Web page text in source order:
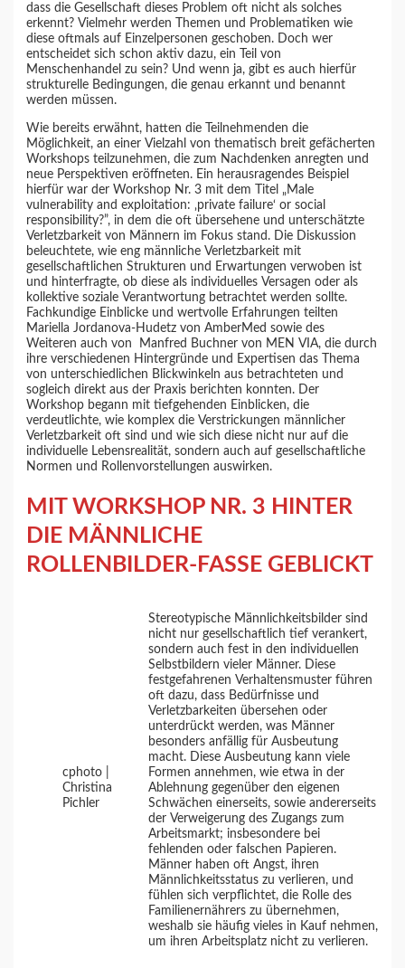
dass die Gesellschaft dieses Problem oft nicht als solches
erkennt? Vielmehr werden Themen und Problematiken wie
diese oftmals auf Einzelpersonen geschoben. Doch wer
entscheidet sich schon aktiv dazu, ein Teil von
Menschenhandel zu sein? Und wenn ja, gibt es auch hierfür
strukturelle Bedingungen, die genau erkannt und benannt
werden müssen.
Wie bereits erwähnt, hatten die Teilnehmenden die
Möglichkeit, an einer Vielzahl von thematisch breit gefächerten
Workshops teilzunehmen, die zum Nachdenken anregten und
neue Perspektiven eröffneten. Ein herausragendes Beispiel
hierfür war der Workshop Nr. 3 mit dem Titel „Male
vulnerability and exploitation: ‚private failure‘ or social
responsibility?”, in dem die oft übersehene und unterschätzte
Verletzbarkeit von Männern im Fokus stand. Die Diskussion
beleuchtete, wie eng männliche Verletzbarkeit mit
gesellschaftlichen Strukturen und Erwartungen verwoben ist
und hinterfragte, ob diese als individuelles Versagen oder als
kollektive soziale Verantwortung betrachtet werden sollte.
Fachkundige Einblicke und wertvolle Erfahrungen teilten
Mariella Jordanova-Hudetz von AmberMed sowie des
Weiteren auch von Manfred Buchner von MEN VIA, die durch
ihre verschiedenen Hintergründe und Expertisen das Thema
von unterschiedlichen Blickwinkeln aus betrachteten und
sogleich direkt aus der Praxis berichten konnten. Der
Workshop begann mit tiefgehenden Einblicken, die
verdeutlichte, wie komplex die Verstrickungen männlicher
Verletzbarkeit oft sind und wie sich diese nicht nur auf die
individuelle Lebensrealität, sondern auch auf gesellschaftliche
Normen und Rollenvorstellungen auswirken.
MIT WORKSHOP NR. 3 HINTER
DIE MÄNNLICHE
ROLLENBILDER-FASSE GEBLICKT
cphoto |
Christina
Pichler
Stereotypische Männlichkeitsbilder sind
nicht nur gesellschaftlich tief verankert,
sondern auch fest in den individuellen
Selbstbildern vieler Männer. Diese
festgefahrenen Verhaltensmuster führen
oft dazu, dass Bedürfnisse und
Verletzbarkeiten übersehen oder
unterdrückt werden, was Männer
besonders anfällig für Ausbeutung
macht. Diese Ausbeutung kann viele
Formen annehmen, wie etwa in der
Ablehnung gegenüber den eigenen
Schwächen einerseits, sowie andererseits
der Verweigerung des Zugangs zum
Arbeitsmarkt; insbesondere bei
fehlenden oder falschen Papieren.
Männer haben oft Angst, ihren
Männlichkeitsstatus zu verlieren, und
fühlen sich verpflichtet, die Rolle des
Familienernährers zu übernehmen,
weshalb sie häufig vieles in Kauf nehmen,
um ihren Arbeitsplatz nicht zu verlieren.